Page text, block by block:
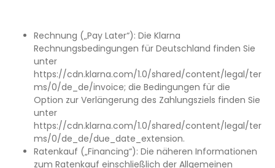
Rechnung („Pay Later“): Die Klarna
Rechnungsbedingungen für Deutschland finden Sie
unter
https://cdn.klarna.com/1.0/shared/content/legal/ter
ms/0/de_de/invoice; die Bedingungen für die
Option zur Verlängerung des Zahlungsziels finden Sie
unter
https://cdn.klarna.com/1.0/shared/content/legal/ter
ms/0/de_de/due_date_extension.
Ratenkauf („Financing“): Die näheren Informationen
zum Ratenkauf einschließlich der Allgemeinen